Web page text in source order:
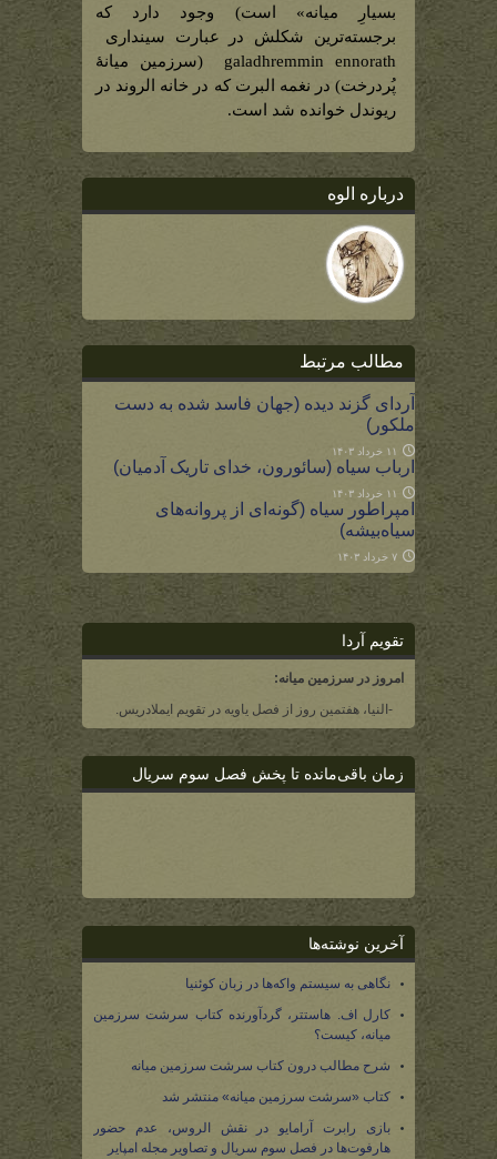
بسیارِ میانه» است) وجود دارد که
برجسته‌ترین شکلش در عبارت سینداری
galadhremmin ennorath (سرزمین میانۀ
پُردرخت) در نغمه البرت که در خانه الروند در
ریوندل خوانده شد است.
درباره الوه
مطالب مرتبط
آردای گزند دیده (جهان فاسد شده به دست
ملکور)
۱۱ خرداد ۱۴۰۳
ارباب سیاه (سائورون، خدای تاریک آدمیان)
۱۱ خرداد ۱۴۰۳
امپراطور سیاه (گونه‌ای از پروانه‌های
سیاه‌بیشه)
۷ خرداد ۱۴۰۳
تقویم آردا
امروز در سرزمین میانه:
-النیا، هفتمین روز از فصل یاویه در تقویم ایملادریس.
زمان باقی‌مانده تا پخش فصل سوم سریال
آخرین نوشته‌ها
نگاهی به سیستم واکه‌ها در زبان کوئنیا
کارل اف. هاستتر، گردآورنده کتاب سرشت سرزمین
میانه، کیست؟
شرح مطالب درون کتاب سرشت سرزمین میانه
کتاب «سرشت سرزمین میانه» منتشر شد
بازی رابرت آرامایو در نقش الروس، عدم حضور
هارفوت‌ها در فصل سوم سریال و تصاویر مجله امپایر